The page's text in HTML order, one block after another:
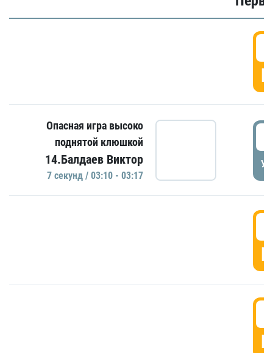
Опасная игра высоко
поднятой клюшкой
14.Балдаев Виктор
7 секунд / 03:10 - 03:17